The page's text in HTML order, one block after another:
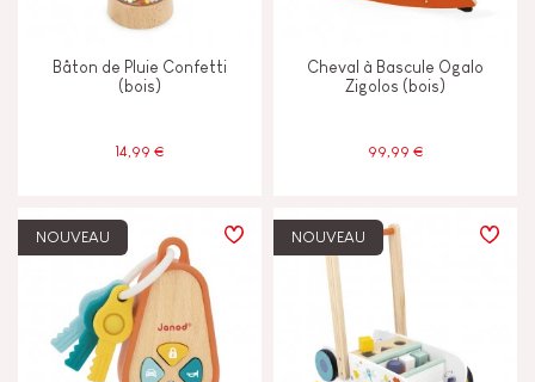
Bâton de Pluie Confetti
(bois)
14,99 €
Cheval à Bascule Ogalo
Zigolos (bois)
99,99 €
NOUVEAU NOUVEAU